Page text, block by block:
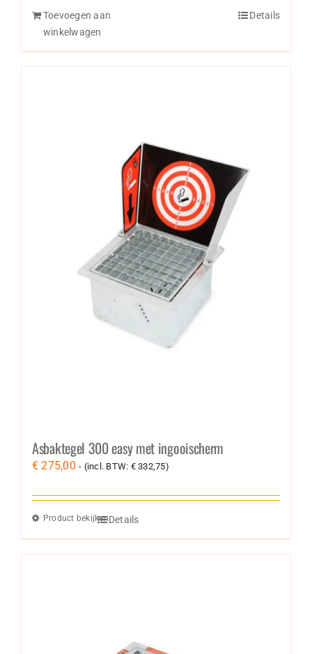
Toevoegen aan
winkelwagen
Details
Asbaktegel 300 easy met ingooischerm
€ 275,00 - (incl. BTW: €332,75)
Product bekijkenDetails